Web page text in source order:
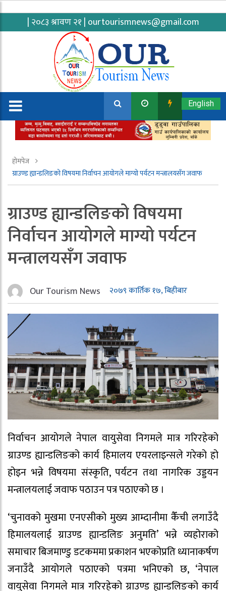
| २०८३ श्रावण २१ | ourtourismnews@gmail.com
English
होमपेज
ग्राउण्ड ह्यान्डलिङको विषयमा निर्वाचन आयोगले माग्यो पर्यटन मन्त्रालयसँग जवाफ
ग्राउण्ड ह्यान्डलिङको विषयमा
निर्वाचन आयोगले माग्यो पर्यटन
मन्त्रालयसँग जवाफ
Our Tourism News २०७९ कार्तिक १७, बिहीबार
निर्वाचन आयोगले नेपाल वायुसेवा निगमले मात्र गरिरहेको
ग्राउण्ड ह्यान्डलिङको कार्य हिमालय एयरलाइन्सले गरेको हो
होइन भन्ने विषयमा संस्कृति, पर्यटन तथा नागरिक उड्डयन
मन्त्रालयलाई जवाफ पठाउन पत्र पठाएको छ ।
‘चुनावको मुखमा एनएसीको मुख्य आम्दानीमा कैँची लगाउँदै
हिमालयलाई ग्राउण्ड ह्यान्डलिङ अनुमति’ भन्ने व्यहोराको
समाचार बिजमाण्डु डटकममा प्रकाशन भएकोप्रति ध्यानाकर्षण
जनाउँदै आयोगले पठाएको पत्रमा भनिएको छ, ‘नेपाल
वायुसेवा निगमले मात्र गरिरहेको ग्राउण्ड ह्यान्डलिङको कार्य